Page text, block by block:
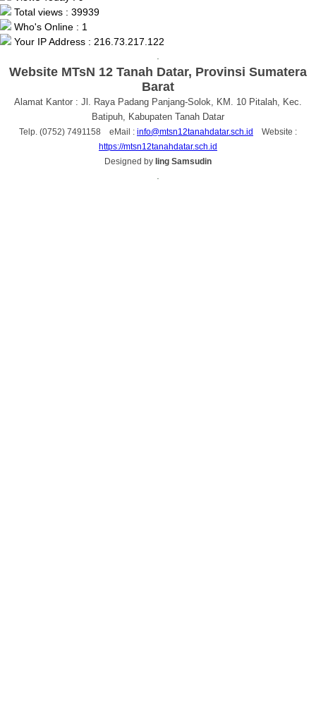
Total views : 39939
Who's Online : 1
Your IP Address : 216.73.217.122
Website MTsN 12 Tanah Datar, Provinsi Sumatera
Barat
Alamat Kantor : Jl. Raya Padang Panjang-Solok, KM. 10 Pitalah, Kec.
Batipuh, Kabupaten Tanah Datar
Telp. (0752) 7491158 eMail : info@mtsn12tanahdatar.sch.id
Website :
https://mtsn12tanahdatar.sch.id
Designed by Iing Samsudin